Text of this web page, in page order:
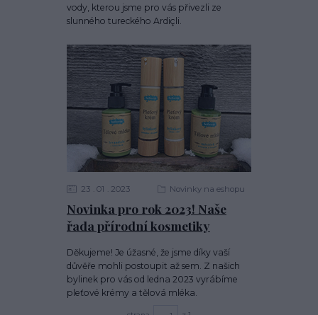
vody, kterou jsme pro vás přivezli ze
slunného tureckého Ardiçli.
Novinka pro rok 2023! Naše
řada přírodní kosmetiky
23 01 2023 Novinky na eshopu
Děkujeme! Je úžasné, že jsme díky vaší
důvěře mohli postoupit až sem. Z našich
bylinek pro vás od ledna 2023 vyrábíme
pleťové krémy a tělová mléka.